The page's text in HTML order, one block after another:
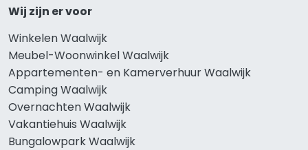
Wij zijn er voor
Winkelen Waalwijk
Meubel-Woonwinkel Waalwijk
Appartementen- en Kamerverhuur Waalwijk
Camping Waalwijk
Overnachten Waalwijk
Vakantiehuis Waalwijk
Bungalowpark Waalwijk